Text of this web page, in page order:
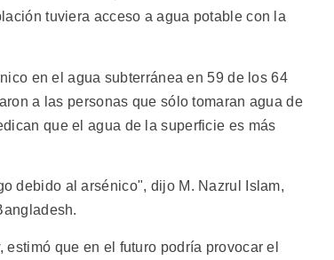
tuviera acceso a agua potable con la
en el agua subterránea en 59 de los 64
a las personas que sólo tomaran agua de
que el agua de la superficie es más
debido al arsénico", dijo M. Nazrul Islam,
que en el futuro podría provocar el